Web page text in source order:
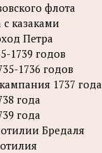
флота
казаками
Петра
1739 годов
1736 годов
1737 года
года
года
Бредаля